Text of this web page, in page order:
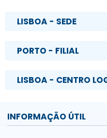
LISBOA - SEDE
PORTO - FILIAL
LISBOA - CENTRO
INFORMAÇÃO ÚTIL